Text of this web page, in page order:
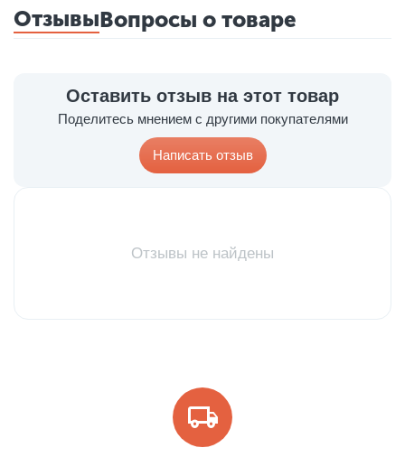
ОтзывыВопросы о товаре
Оставить отзыв на этот товар
Поделитесь мнением с другими покупателями
Написать отзыв
Отзывы не найдены